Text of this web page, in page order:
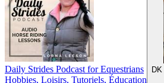
Daily Strides Podcast for Equestrians
Hobbies, Loisirs, Tutoriels, Éducation